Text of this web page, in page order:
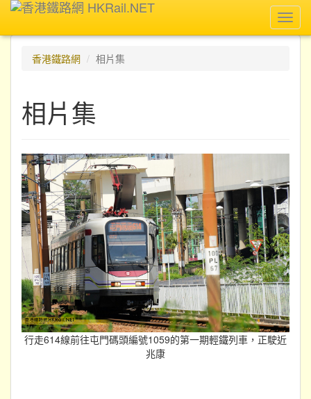
香港鐵路網
相片集
相片集
行走614線前往屯門碼頭編號1059的第一期輕鐵列車，正駛近
兆康